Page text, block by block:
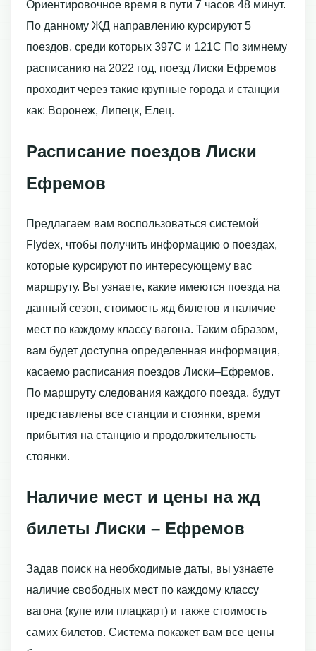
Ориентировочное время в пути 7 часов 48 минут.
По данному ЖД направлению курсируют 5
поездов, среди которых 397С и 121С По зимнему
расписанию на 2022 год, поезд Лиски Ефремов
проходит через такие крупные города и станции
как: Воронеж, Липецк, Елец.
Расписание поездов Лиски
Ефремов
Предлагаем вам воспользоваться системой
Flydex, чтобы получить информацию о поездах,
которые курсируют по интересующему вас
маршруту. Вы узнаете, какие имеются поезда на
данный сезон, стоимость жд билетов и наличие
мест по каждому классу вагона. Таким образом,
вам будет доступна определенная информация,
касаемо расписания поездов Лиски–Ефремов.
По маршруту следования каждого поезда, будут
представлены все станции и стоянки, время
прибытия на станцию и продолжительность
стоянки.
Наличие мест и цены на жд
билеты Лиски – Ефремов
Задав поиск на необходимые даты, вы узнаете
наличие свободных мест по каждому классу
вагона (купе или плацкарт) и также стоимость
самих билетов. Система покажет вам все цены